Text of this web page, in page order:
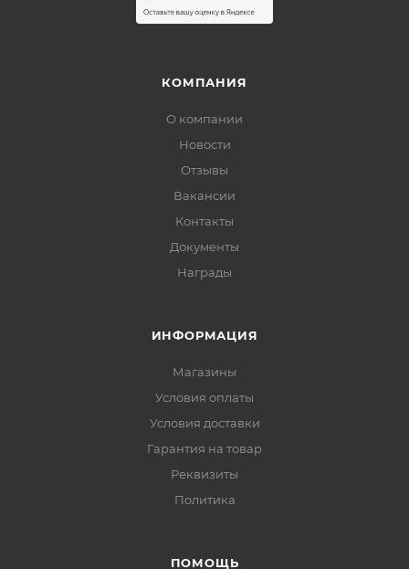
КОМПАНИЯ
О компании
Новости
Отзывы
Вакансии
Контакты
Документы
Награды
ИНФОРМАЦИЯ
Магазины
Условия оплаты
Условия доставки
Гарантия на товар
Реквизиты
Политика
ПОМОЩЬ